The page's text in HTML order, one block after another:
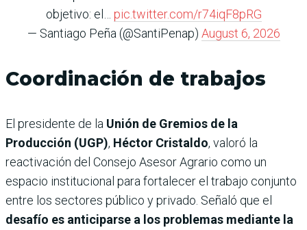
objetivo: el… pic.twitter.com/r74iqF8pRG
— Santiago Peña (@SantiPenap) August 6, 2026
Coordinación de trabajos
El presidente de la Unión de Gremios de la
Producción (UGP), Héctor Cristaldo, valoró la
reactivación del Consejo Asesor Agrario como un
espacio institucional para fortalecer el trabajo conjunto
entre los sectores público y privado. Señaló que el
desafío es anticiparse a los problemas mediante la